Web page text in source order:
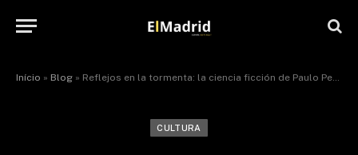
Início » Blog » Reflejos en la tormenta: la ciencia ficción de Paulo Pera muestra las consecuencias del fanatismo
CULTURA